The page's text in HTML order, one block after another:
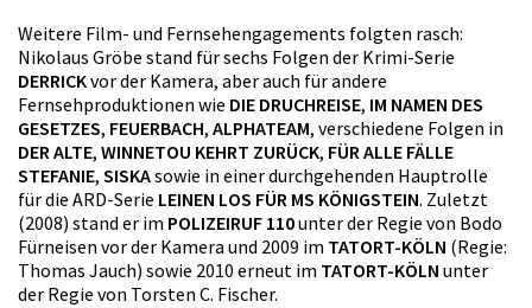
Weitere Film- und Fernsehengagements folgten rasch:
Nikolaus Gröbe stand für sechs Folgen der Krimi-Serie
DERRICKvor der Kamera, aber auch für andere
Fernsehproduktionen wie DIE DRUCHREISE, IM NAMEN DES
GESETZES, FEUERBACH, ALPHATEAM, verschiedene Folgen in
DER ALTE, WINNETOU KEHRT ZURÜCK, FÜR ALLE FÄLLE
STEFANIE, SISKAsowie in einer durchgehenden Hauptrolle
für die ARD-Serie LEINEN LOS FÜR MS KÖNIGSTEIN. Zuletzt
(2008) stand er im POLIZEIRUF 110unter der Regie von Bodo
Fürneisen vor der Kamera und 2009 im TATORT-KÖLN (Regie:
Thomas Jauch) sowie 2010 erneut im TATORT-KÖLN unter
der Regie von Torsten C. Fischer.